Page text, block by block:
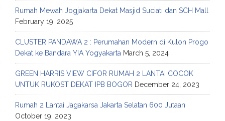
Rumah Mewah Jogjakarta Dekat Masjid Suciati dan SCH Mall
February 19, 2025
CLUSTER PANDAWA 2 : Perumahan Modern di Kulon Progo
Dekat ke Bandara YIA Yogyakarta March 5, 2024
GREEN HARRIS VIEW CIFOR RUMAH 2 LANTAI COCOK
UNTUK RUKOST DEKAT IPB BOGOR December 24, 2023
Rumah 2 Lantai Jagakarsa Jakarta Selatan 600 Jutaan
October 19, 2023